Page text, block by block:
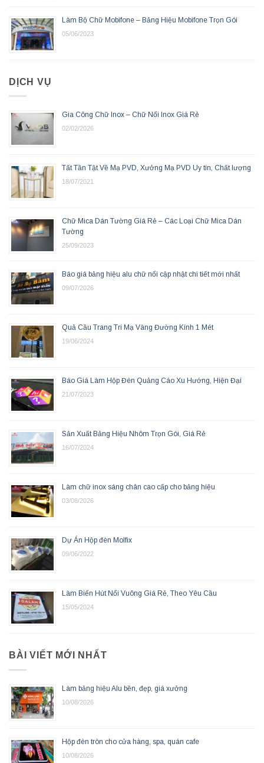
Làm Bộ Chữ Mobifone – Bảng Hiệu Mobifone Trọn Gói
05/06/2023
DỊCH VỤ
Gia Công Chữ Inox – Chữ Nổi Inox Giá Rẻ
02/02/2026
Tất Tần Tật Về Mạ PVD, Xưởng Mạ PVD Uy tín, Chất lượng
18/07/2021
Chữ Mica Dán Tường Giá Rẻ – Các Loại Chữ Mica Dán
Tường
25/09/2023
Báo giá bảng hiệu alu chữ nổi cập nhật chi tiết mới nhất
09/07/2026
Quả Cầu Trang Trí Mạ Vàng Đường Kính 1 Mét
19/06/2024
Báo Giá Làm Hộp Đèn Quảng Cáo Xu Hướng, Hiện Đại
21/07/2023
Sản Xuất Bảng Hiệu Nhôm Trọn Gói, Giá Rẻ
16/07/2024
Làm chữ inox sáng chân cao cấp cho bảng hiệu
03/08/2026
Dự Án Hộp đèn Molfix
09/06/2022
Làm Biển Hút Nổi Vuông Giá Rẻ, Theo Yêu Cầu
15/05/2024
BÀI VIẾT MỚI NHẤT
Làm bảng hiệu Alu bền, đẹp, giá xưởng
10/08/2026
Hộp đèn tròn cho cửa hàng, spa, quán cafe
10/08/2026